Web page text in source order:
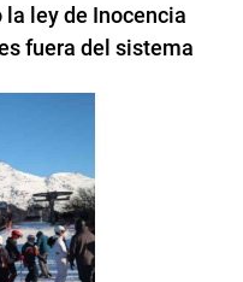
ley de Inocencia
fuera del sistema